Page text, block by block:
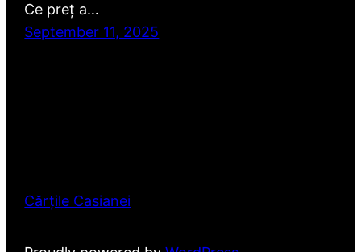
Ce preț a…
September 11, 2025
Cărțile Casianei